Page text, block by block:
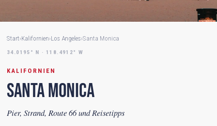
Start›Kalifornien›Los Angeles›Santa Monica
34.0195° N · 118.4912° W
KALIFORNIEN
Santa Monica
Pier, Strand, Route 66 und Reisetipps